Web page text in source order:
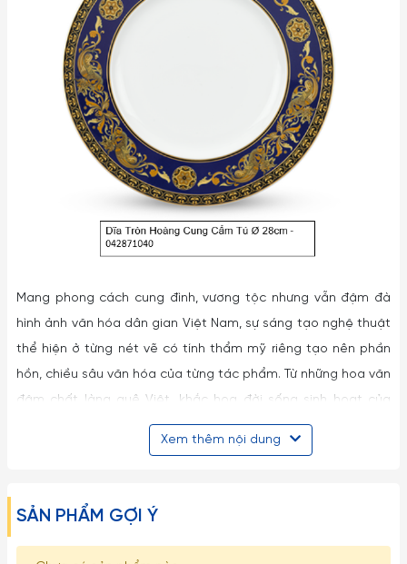
Mang phong cách cung đình, vương tộc nhưng vẫn đậm đà
hình ảnh văn hóa dân gian Việt Nam, sự sáng tạo nghệ thuật
thể hiện ở từng nét vẽ có tính thẩm mỹ riêng tạo nên phần
hồn, chiều sâu văn hóa của từng tác phẩm. Từ những hoa văn
đậm chất làng quê Việt, khắc họa đời sống sinh hoạt của
người dân (bộ Hồn Việt, Hồn quê), linh vật biểu tượng thiêng
liêng như chim lạc, trống đồng (Bộ Lạc Hồng, Cội Nguồn), cho
Quốc sắc, Cẩm Tú, Hoàng Bào, Sen vàng)… đều được khắc
họa sinh động và tinh tế hình ảnh một Việt giàu giàu bản
sắc, thuần hậu.
Xem thêm nội dung
SẢN PHẨM GỢI Ý